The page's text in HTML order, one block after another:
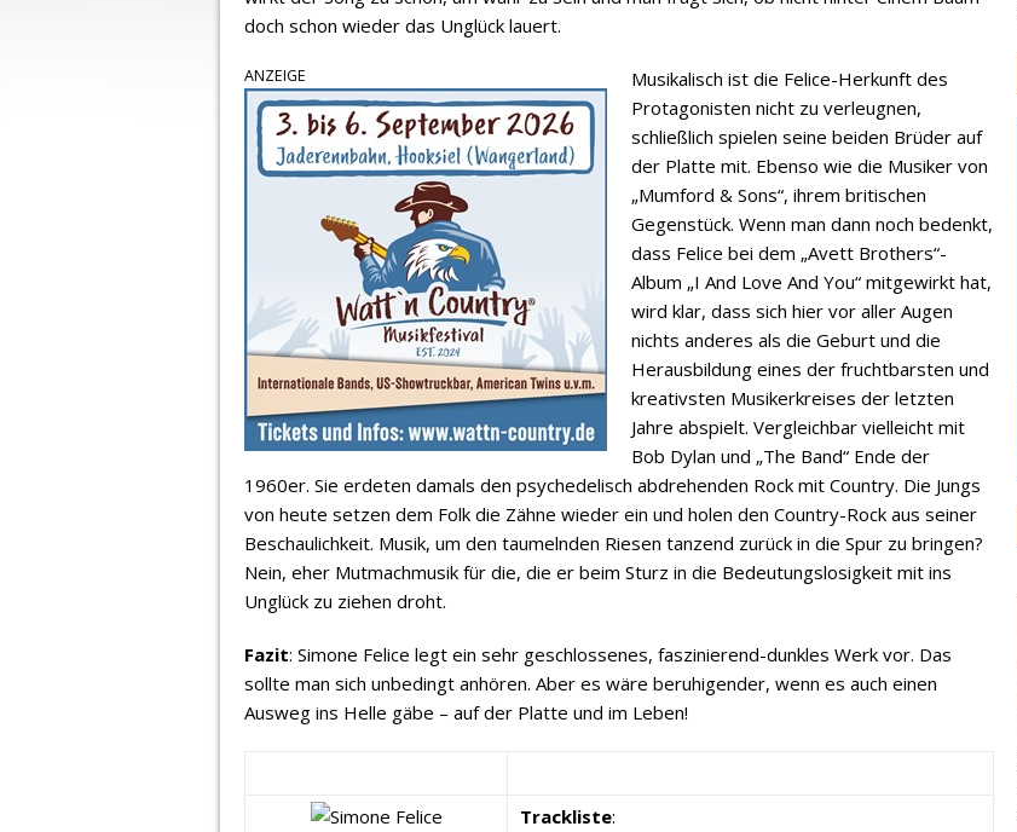
doch schon wieder das Unglück lauert.
ANZEIGE
Musikalisch ist die Felice-Herkunft des
Protagonisten nicht zu verleugnen,
schließlich spielen seine beiden Brüder auf
der Platte mit. Ebenso wie die Musiker von
„Mumford & Sons“, ihrem britischen
Gegenstück. Wenn man dann noch bedenkt,
dass Felice bei dem „Avett Brothers“-
Album „I And Love And You“ mitgewirkt hat,
wird klar, dass sich hier vor aller Augen
nichts anderes als die Geburt und die
Herausbildung eines der fruchtbarsten und
kreativsten Musikerkreises der letzten
Jahre abspielt. Vergleichbar vielleicht mit
Bob Dylan und „The Band“ Ende der
1960er. Sie erdeten damals den psychedelisch abdrehenden Rock mit Country. Die Jungs
von heute setzen dem Folk die Zähne wieder ein und holen den Country-Rock aus seiner
Beschaulichkeit. Musik, um den taumelnden Riesen tanzend zurück in die Spur zu bringen?
Nein, eher Mutmachmusik für die, die er beim Sturz in die Bedeutungslosigkeit mit ins
Unglück zu ziehen droht.
Fazit: Simone Felice legt ein sehr geschlossenes, faszinierend-dunkles Werk vor. Das
sollte man sich unbedingt anhören. Aber es wäre beruhigender, wenn es auch einen
Ausweg ins Helle gäbe – auf der Platte und im Leben!
Trackliste: